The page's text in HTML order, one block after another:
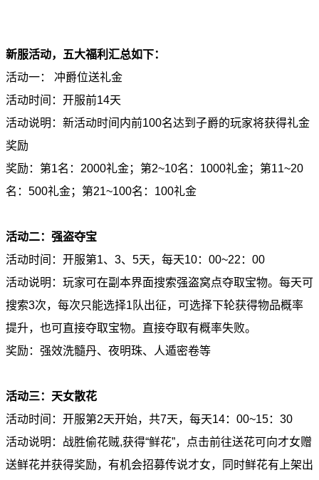
新服活动，五大福利汇总如下：
活动一： 冲爵位送礼金
活动时间：开服前14天
活动说明：新活动时间内前100名达到子爵的玩家将获得礼金
奖励
奖励：第1名：2000礼金；第2~10名：1000礼金；第11~20
名：500礼金；第21~100名：100礼金
活动二：强盗夺宝
活动时间：开服第1、3、5天，每天10：00~22：00
活动说明：玩家可在副本界面搜索强盗窝点夺取宝物。每天可
搜索3次，每次只能选择1队出征，可选择下轮获得物品概率
提升，也可直接夺取宝物。直接夺取有概率失败。
奖励：强效洗髓丹、夜明珠、人遁密卷等
活动三：天女散花
活动时间：开服第2天开始，共7天，每天14：00~15：30
活动说明：战胜偷花贼,获得“鲜花”，点击前往送花可向才女赠
送鲜花并获得奖励，有机会招募传说才女，同时鲜花有上架出